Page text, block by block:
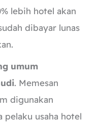
lebih hotel akan
dibayar lunas
umum
. Memesan
digunakan
usaha hotel